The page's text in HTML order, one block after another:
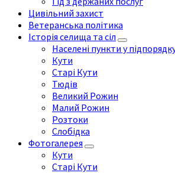
Цивільний захист
Ветеранська політика
Історія селища та сіл
Населені пункти у
Кути
Старі Кути
Тюдів
Великий Рожин
Малий Рожин
Розтоки
Слобідка
Фотогалерея
Кути
Старі Кути